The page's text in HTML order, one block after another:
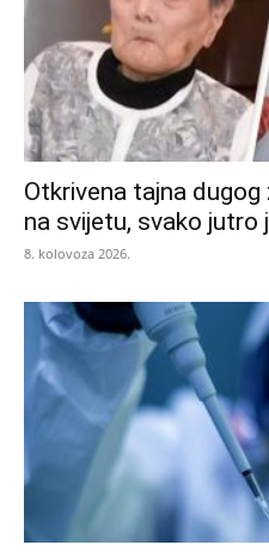
Otkrivena tajna
na svijetu, svako jutro
8. kolovoza 2026.